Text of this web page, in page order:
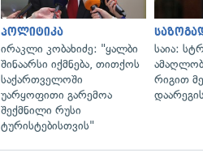
პოლიტიკა
ირაკლი კობახიძე: "ყალბი
შინაარსი იქმნება, თითქოს
საქართველოში
უარყოფითი გარემოა
შექმნილი რუსი
ტურისტებისთვის"
საია:
რიგით